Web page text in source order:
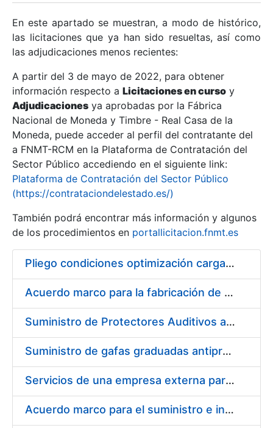
Mostrar/Ocultar
Mostrar/Ocultar
En este apartado se muestran, a modo de histórico,
las licitaciones que ya han sido resueltas, así como
las adjudicaciones menos recientes:
A partir del 3 de mayo de 2022, para obtener
información respecto a Licitaciones en curso y
Adjudicaciones ya aprobadas por la Fábrica
Nacional de Moneda y Timbre - Real Casa de la
Moneda, puede acceder al perfil del contratante del
a FNMT-RCM en la Plataforma de Contratación del
Sector Público accediendo en el siguiente link:
Plataforma de Contratación del Sector Público
(https://contrataciondelestado.es/)
También podrá encontrar más información y algunos
de los procedimientos en portallicitacion.fnmt.es
Pliego condiciones optimización cargas compras firmado
Acuerdo marco para la fabricación de piezas
Suministro de Protectores Auditivos a medida para las personas trabajadoras de los Centros de Trabajo de Madrid y Burgos
Suministro de gafas graduadas antiproyecciones para los trabajadores de la FNMT-RCM en los centros de trabajo de Madrid y Burgos
Servicios de una empresa externa para el asesoramiento y resolución de los recursos de alzada que se presentan relacionados con procesos de selección para la FNMT-RCM
Acuerdo marco para el suministro e instalación de persianas, estores y otros complementos